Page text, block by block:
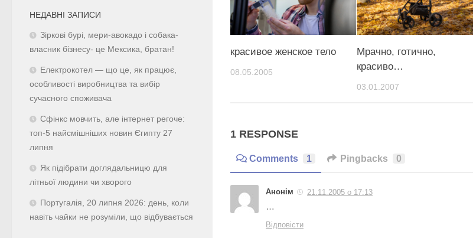
красивое женское тело
08.05.2005
Мрачно, готично,
красиво…
03.01.2007
1 RESPONSE
Comments 1 Pingbacks 0
Анонім 21.11.2005 о 17:13
…
Відповісти
НЕДАВНІ ЗАПИСИ
Зіркові бурі, мери-авокадо і собака-
власник бізнесу- це Мексика, братан!
Електрокотел — що це, як працює,
особливості виробництва та вибір
сучасного споживача
Сфінкс мовчить, але інтернет регоче:
топ-5 найсмішніших новин Єгипту 27
липня
Як підібрати доглядальницю для
літньої людини чи хворого
Португалія, 20 липня 2026: день, коли
навіть чайки не розуміли, що відбувається